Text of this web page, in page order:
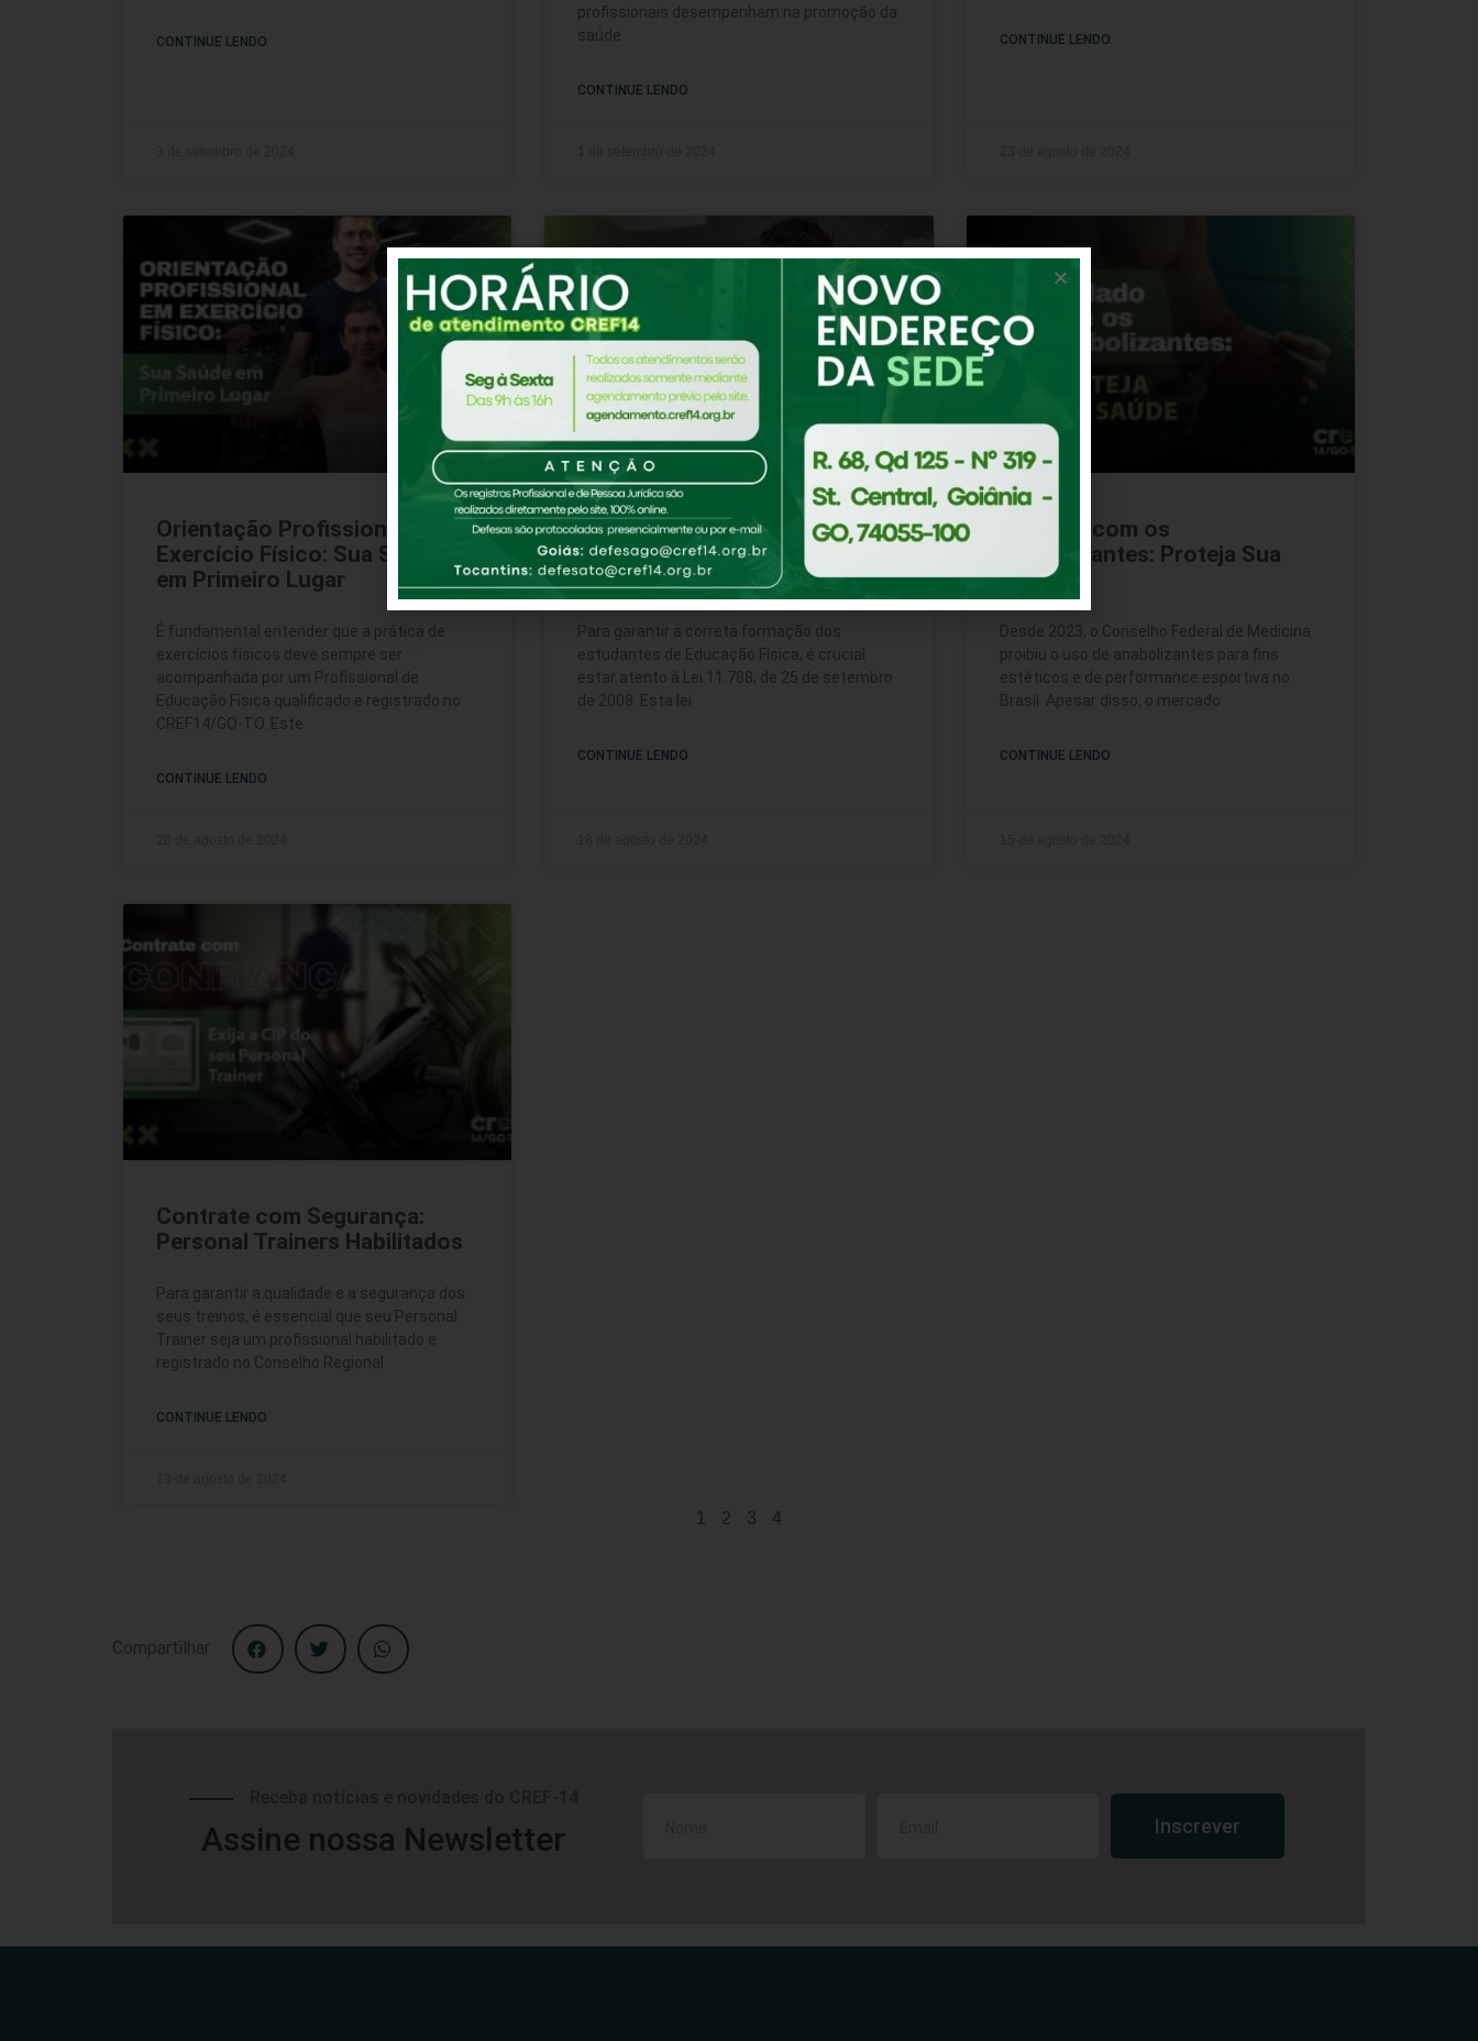
CONTINUE LENDO
profissionais desempenham na promoção da
saúde
CONTINUE LENDO
CONTINUE LENDO
Orientação Profissional em
Exercício Físico: Sua Saúde
em Primeiro Lugar
É fundamental entender que a prática de
exercícios físicos deve sempre ser
acompanhada por um Profissional de
Educação Física qualificado e registrado no
CREF14/GO-TO. Este
CONTINUE LENDO
Conheça a Lei do Estágio na
Educação Física: Orientações
para Empregadores
Para garantir a correta formação dos
estudantes de Educação Física, é crucial
estar atento à Lei 11.788, de 25 de setembro
de 2008. Esta lei
CONTINUE LENDO
Cuidado com os
Anabolizantes: Proteja Sua
Saúde
Desde 2023, o Conselho Federal de Medicina
proibiu o uso de anabolizantes para fins
estéticos e de performance esportiva no
Brasil. Apesar disso, o mercado
CONTINUE LENDO
Contrate com Segurança:
Personal Trainers Habilitados
Para garantir a qualidade e a segurança dos
seus treinos, é essencial que seu Personal
Trainer seja um profissional habilitado e
registrado no Conselho Regional
CONTINUE LENDO
1 2 3 4
Compartilhar
Assine nossa Newsletter Inscrever